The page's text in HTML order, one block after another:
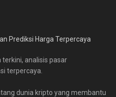
terkini, analisis pasar
terpercaya.
dunia kripto yang membantu